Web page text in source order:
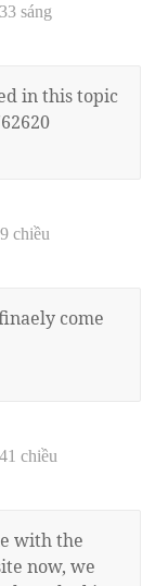
sáng
in this topic
chiều
come
chiều
with the
now, we